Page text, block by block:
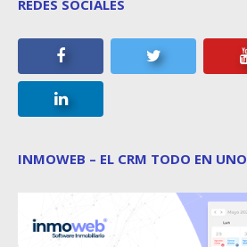
REDES SOCIALES
INMOWEB – EL CRM TODO EN UNO